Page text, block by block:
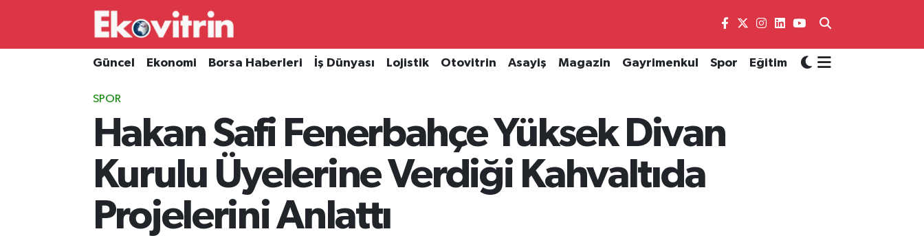
Güncel Ekonomi Borsa Haberleri İş Dünyası Lojistik Otovitrin Asayiş Magazin Gayrimenkul Spor Eğitim
SPOR
Hakan Safi Fenerbahçe Yüksek Divan
Kurulu Üyelerine Verdiği Kahvaltıda
Projelerini Anlattı
Güncel
Borsa Haberleri
Hava Durumu
Süper Lig Puan Durumu ve Fikstür
Tüm Manşetler
Son Dakika Haberleri
Haber Arşivi